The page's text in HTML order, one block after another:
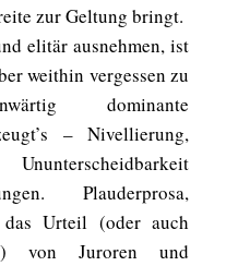
zur Geltung bringt.
elitär ausnehmen, ist
weithin vergessen zu
dominante
– Nivellierung,
Plauderprosa,
Urteil (oder auch
von Juroren und